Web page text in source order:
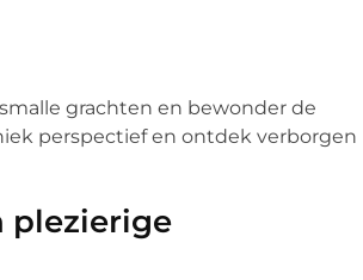
grachten en bewonder de
perspectief en ontdek verborgen
plezierige